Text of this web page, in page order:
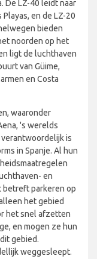
De LZ-40 leidt naar
en de LZ-20
bieden
noorden op het
ligt de luchthaven
van Güime,
en Costa
waaronder
's werelds
is
in Spanje. Al hun
en
betreft parkeren op
het gebied
het snel afzetten
en mogen ze hun
gebied.
weggesleept.